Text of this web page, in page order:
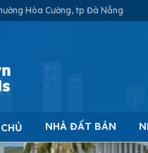
Hòa Cường, tp Đà Nẵng
NHÀ ĐẤT BÁN